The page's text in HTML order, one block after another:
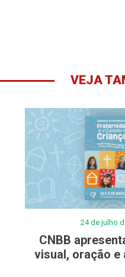
VEJA
24 de julho
CNBB
visual, oração e